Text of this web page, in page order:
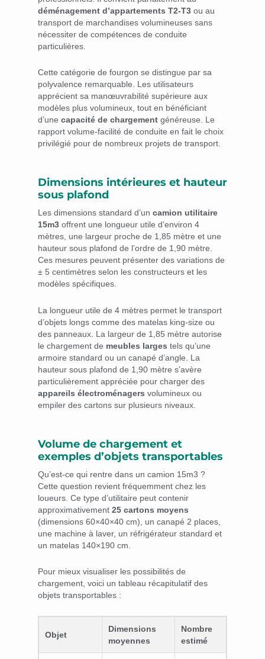
déménagement d’appartements T2-T3 ou au
transport de marchandises volumineuses sans
nécessiter de compétences de conduite
particulières.
Cette catégorie de fourgon se distingue par sa
polyvalence remarquable. Les utilisateurs
apprécient sa manœuvrabilité supérieure aux
modèles plus volumineux, tout en bénéficiant
d’une capacité de chargement généreuse. Le
rapport volume-facilité de conduite en fait le choix
privilégié pour de nombreux projets de transport.
Dimensions intérieures et hauteur
sous plafond
Les dimensions standard d’un camion utilitaire
15m3 offrent une longueur utile d’environ 4
mètres, une largeur proche de 1,85 mètre et une
hauteur sous plafond de l’ordre de 1,90 mètre.
Ces mesures peuvent présenter des variations de
± 5 centimètres selon les constructeurs et les
modèles spécifiques.
La longueur utile de 4 mètres permet le transport
d’objets longs comme des matelas king-size ou
des panneaux. La largeur de 1,85 mètre autorise
le chargement de meubles larges tels qu’une
armoire standard ou un canapé d’angle. La
hauteur sous plafond de 1,90 mètre s’avère
particulièrement appréciée pour charger des
appareils électroménagers volumineux ou
empiler des cartons sur plusieurs niveaux.
Volume de chargement et
exemples d’objets transportables
Qu’est-ce qui rentre dans un camion 15m3 ?
Cette question revient fréquemment chez les
loueurs. Ce type d’utilitaire peut contenir
approximativement 25 cartons moyens
(dimensions 60×40×40 cm), un canapé 2 places,
une machine à laver, un réfrigérateur standard et
un matelas 140×190 cm.
Pour mieux visualiser les possibilités de
chargement, voici un tableau récapitulatif des
objets transportables :
Objet
Dimensions
moyennes
Nombre
estimé